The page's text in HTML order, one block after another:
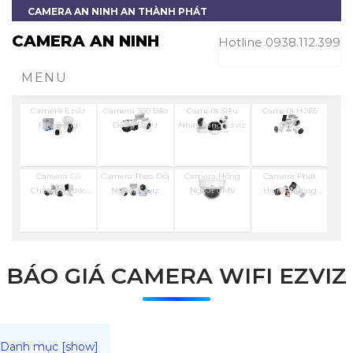
CAMERA AN NINH AN THÀNH PHÁT
CAMERA AN NINH Hotline 0938.112.399
MENU
Camera Ezviz
Báo Động
Camera 360 Báo
Động Ezviz
Camera Siêu
Nhạy Sáng Ezviz
Camera H.265
Ezviz
Camera Có
Chống Ngược
Camera Theo Dỏi
Người Ezviz
Camera Hồng
Ngoại UMV
Camera Phát
Hiện Phương
BÁO GIÁ CAMERA WIFI EZVIZ